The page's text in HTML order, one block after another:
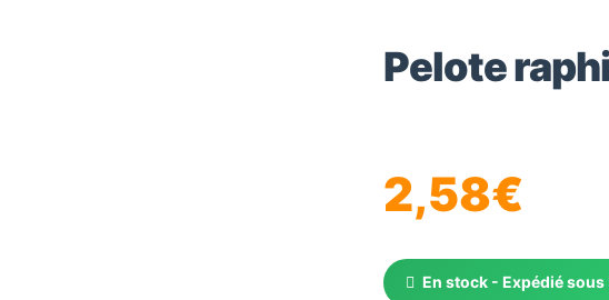
Pelote
2,58€
En stock - Expédié